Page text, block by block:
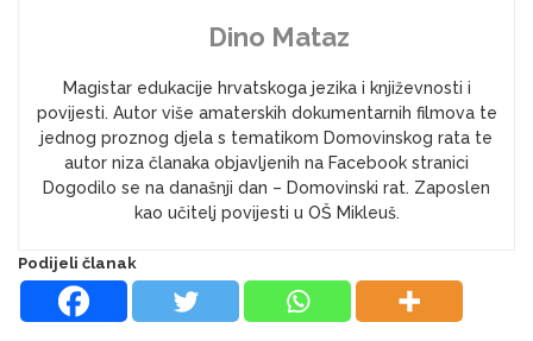
Dino Mataz
Magistar edukacije hrvatskoga jezika i književnosti i
povijesti. Autor više amaterskih dokumentarnih filmova te
jednog proznog djela s tematikom Domovinskog rata te
autor niza članaka objavljenih na Facebook stranici
Dogodilo se na današnji dan – Domovinski rat. Zaposlen
kao učitelj povijesti u OŠ Mikleuš.
Podijeli članak